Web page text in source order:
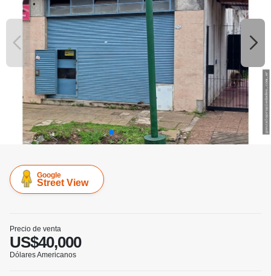
Google
Street View
Precio de venta
US$40,000
Dólares Americanos